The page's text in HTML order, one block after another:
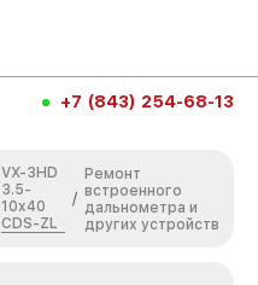
+7 (843) 254-68-13
VX-3HD
3.5-
10x40
CDS-ZL
/
Ремонт
встроенного
дальнометра и
других устройств